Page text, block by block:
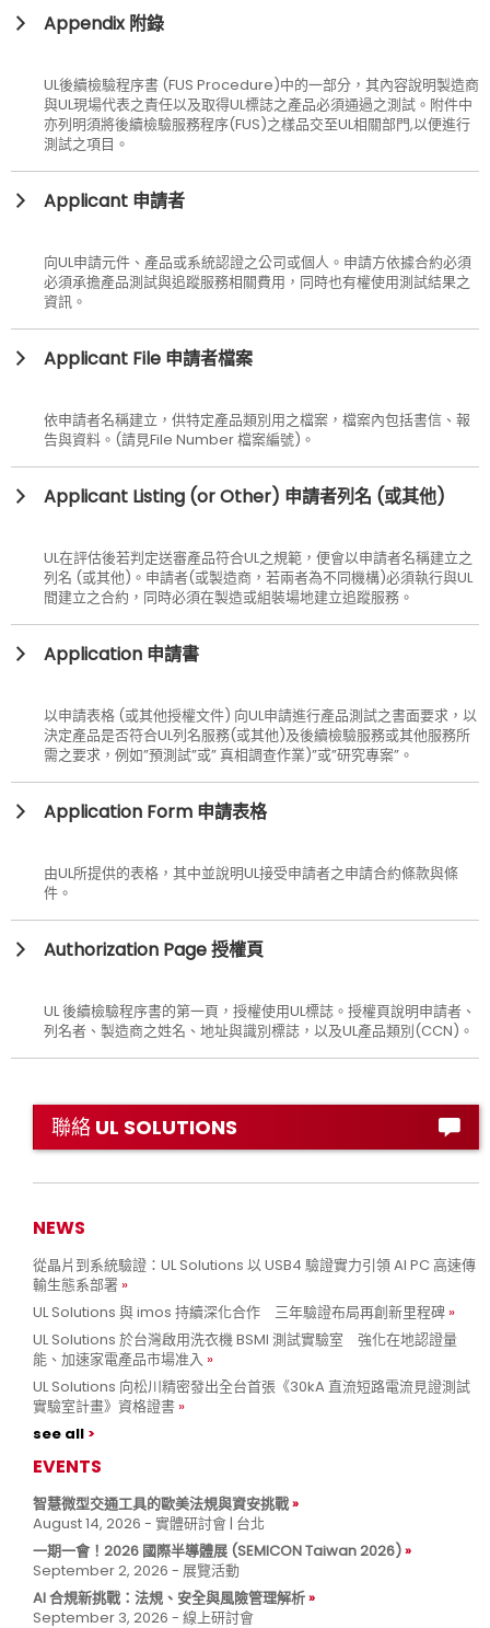
Appendix 附錄
UL後續檢驗程序書 (FUS Procedure)中的一部分，其內容說明製造商
與UL現場代表之責任以及取得UL標誌之產品必須通過之測試。附件中
亦列明須將後續檢驗服務程序(FUS)之樣品交至UL相關部門,以便進行
測試之項目。
Applicant 申請者
向UL申請元件、產品或系統認證之公司或個人。申請方依據合約必須
必須承擔產品測試與追蹤服務相關費用，同時也有權使用測試結果之
資訊。
Applicant File 申請者檔案
依申請者名稱建立，供特定產品類別用之檔案，檔案內包括書信、報
告與資料。(請見File Number 檔案編號)。
Applicant Listing (or Other) 申請者列名 (或其他)
UL在評估後若判定送審產品符合UL之規範，便會以申請者名稱建立之
列名 (或其他)。申請者(或製造商，若兩者為不同機構)必須執行與UL
間建立之合約，同時必須在製造或組裝場地建立追蹤服務。
Application 申請書
以申請表格 (或其他授權文件) 向UL申請進行產品測試之書面要求，以
決定產品是否符合UL列名服務(或其他)及後續檢驗服務或其他服務所
需之要求，例如”預測試”或” 真相調查作業)”或”研究專案”。
Application Form 申請表格
由UL所提供的表格，其中並說明UL接受申請者之申請合約條款與條
件。
Authorization Page 授權頁
UL 後續檢驗程序書的第一頁，授權使用UL標誌。授權頁說明申請者、
列名者、製造商之姓名、地址與識別標誌，以及UL產品類別(CCN)。
聯絡 UL SOLUTIONS
NEWS
從晶片到系統驗證：UL Solutions 以 USB4 驗證實力引領 AI PC 高速傳
輸生態系部署
UL Solutions 與 imos 持續深化合作 三年驗證布局再創新里程碑
UL Solutions 於台灣啟用洗衣機 BSMI 測試實驗室 強化在地認證量
能、加速家電產品市場准入
UL Solutions 向松川精密發出全台首張《30kA 直流短路電流見證測試
實驗室計畫》資格證書
see all
EVENTS
智慧微型交通工具的歐美法規與資安挑戰
August 14, 2026 - 實體研討會 | 台北
一期一會！2026 國際半導體展 (SEMICON Taiwan 2026)
September 2, 2026 - 展覽活動
AI 合規新挑戰：法規、安全與風險管理解析
September 3, 2026 - 線上研討會